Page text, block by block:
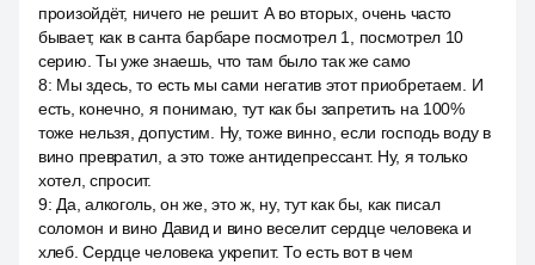
произойдёт, ничего не решит. А во вторых, очень часто
бывает, как в санта барбаре посмотрел 1, посмотрел 10
серию. Ты уже знаешь, что там было так же само
8: Мы здесь, то есть мы сами негатив этот приобретаем. И
есть, конечно, я понимаю, тут как бы запретить на 100%
тоже нельзя, допустим. Ну, тоже винно, если господь воду в
вино превратил, а это тоже антидепрессант. Ну, я только
хотел, спросит.
9: Да, алкоголь, он же, это ж, ну, тут как бы, как писал
соломон и вино Давид и вино веселит сердце человека и
хлеб. Сердце человека укрепит. То есть вот в чем